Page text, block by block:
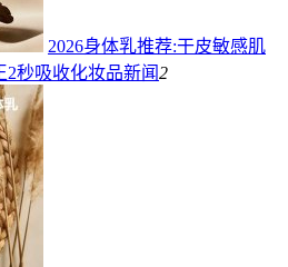
2026身体乳推荐:干皮敏感肌
2秒吸收化妆品新闻2